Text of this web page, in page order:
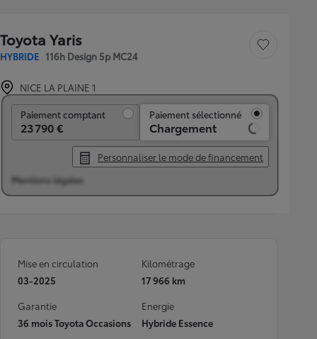
Toyota Yaris
HYBRIDE 116h Design 5p MC24
Sauvegarder le
NICE LA PLAINE 1
Paiement comptant
23 790 €
Paiement sélectionné
Chargement
Personnaliser le mode de financement
Mentions légales
Mise en circulation
03-2025
Kilométrage
17 966 km
Garantie
36 mois Toyota Occasions
Energie
Hybride Essence